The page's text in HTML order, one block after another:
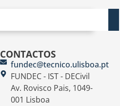
CONTACTOS
fundec@tecnico.ulisboa.pt
FUNDEC - IST - DECivil
Av. Rovisco Pais, 1049-
001 Lisboa